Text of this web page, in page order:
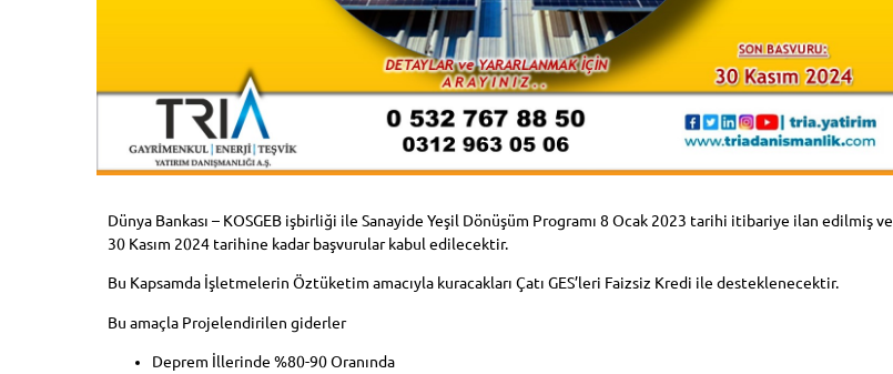
Dünya Bankası – KOSGEB işbirliği ile Sanayide Yeşil Dönüşüm Programı 8 Ocak 2023 tarihi itibariye ilan edilmiş ve
30 Kasım 2024 tarihine kadar başvurular kabul edilecektir.
Bu Kapsamda İşletmelerin Öztüketim amacıyla kuracakları Çatı GES’leri Faizsiz Kredi ile desteklenecektir.
Bu amaçla Projelendirilen giderler
Deprem İllerinde %80-90 Oranında